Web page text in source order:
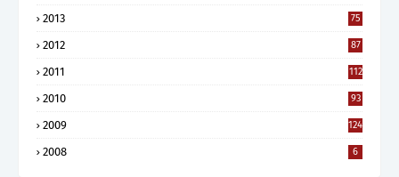
2013 75
2012 87
2011 112
2010 93
2009 124
2008 6